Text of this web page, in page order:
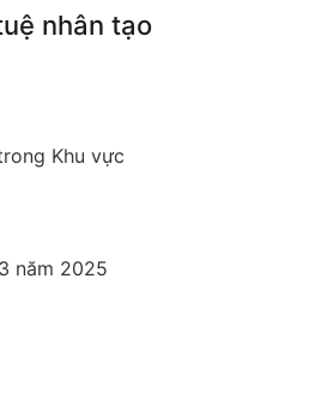
nhân tạo
Khu vực
năm 2025